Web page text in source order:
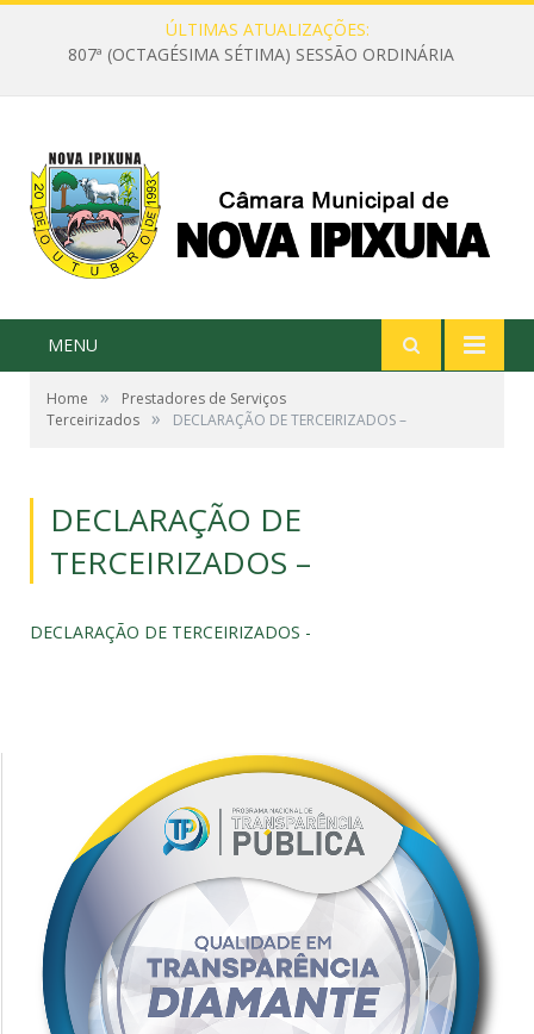
ÚLTIMAS ATUALIZAÇÕES:
807ª (OCTAGÉSIMA SÉTIMA) SESSÃO ORDINÁRIA
MENU
Home »
Prestadores de Serviços
Terceirizados » DECLARAÇÃO DE TERCEIRIZADOS –
DECLARAÇÃO DE
TERCEIRIZADOS –
DECLARAÇÃO DE TERCEIRIZADOS -